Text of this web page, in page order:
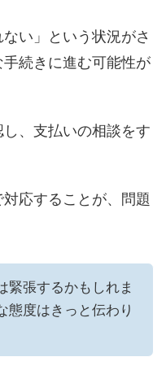
い」という状況がさ
続きに進む可能性が
、支払いの相談をす
応することが、問題
緊張するかもしれま
態度はきっと伝わり